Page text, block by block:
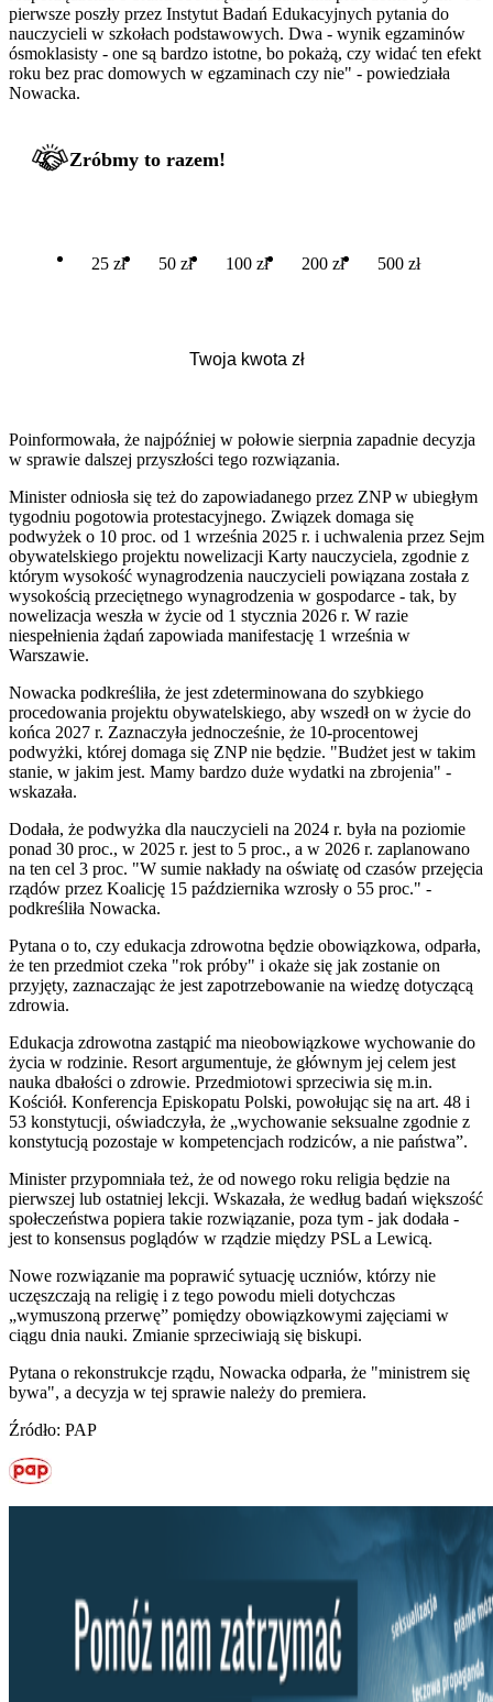
pierwsze poszły przez Instytut Badań Edukacyjnych pytania do
nauczycieli w szkołach podstawowych. Dwa - wynik egzaminów
ósmoklasisty - one są bardzo istotne, bo pokażą, czy widać ten efekt
roku bez prac domowych w egzaminach czy nie" - powiedziała
Nowacka.
Zróbmy to razem!
25 zł 50 zł 100 zł 200 zł 500 zł
Poinformowała, że najpóźniej w połowie sierpnia zapadnie decyzja
w sprawie dalszej przyszłości tego rozwiązania.
Minister odniosła się też do zapowiadanego przez ZNP w ubiegłym
tygodniu pogotowia protestacyjnego. Związek domaga się
podwyżek o 10 proc. od 1 września 2025 r. i uchwalenia przez Sejm
obywatelskiego projektu nowelizacji Karty nauczyciela, zgodnie z
którym wysokość wynagrodzenia nauczycieli powiązana została z
wysokością przeciętnego wynagrodzenia w gospodarce - tak, by
nowelizacja weszła w życie od 1 stycznia 2026 r. W razie
niespełnienia żądań zapowiada manifestację 1 września w
Warszawie.
Nowacka podkreśliła, że jest zdeterminowana do szybkiego
procedowania projektu obywatelskiego, aby wszedł on w życie do
końca 2027 r. Zaznaczyła jednocześnie, że 10-procentowej
podwyżki, której domaga się ZNP nie będzie. "Budżet jest w takim
stanie, w jakim jest. Mamy bardzo duże wydatki na zbrojenia" -
wskazała.
Dodała, że podwyżka dla nauczycieli na 2024 r. była na poziomie
ponad 30 proc., w 2025 r. jest to 5 proc., a w 2026 r. zaplanowano
na ten cel 3 proc. "W sumie nakłady na oświatę od czasów przejęcia
rządów przez Koalicję 15 października wzrosły o 55 proc." -
podkreśliła Nowacka.
Pytana o to, czy edukacja zdrowotna będzie obowiązkowa, odparła,
że ten przedmiot czeka "rok próby" i okaże się jak zostanie on
przyjęty, zaznaczając że jest zapotrzebowanie na wiedzę dotyczącą
zdrowia.
Edukacja zdrowotna zastąpić ma nieobowiązkowe wychowanie do
życia w rodzinie. Resort argumentuje, że głównym jej celem jest
nauka dbałości o zdrowie. Przedmiotowi sprzeciwia się m.in.
Kościół. Konferencja Episkopatu Polski, powołując się na art. 48 i
53 konstytucji, oświadczyła, że „wychowanie seksualne zgodnie z
konstytucją pozostaje w kompetencjach rodziców, a nie państwa”.
Minister przypomniała też, że od nowego roku religia będzie na
pierwszej lub ostatniej lekcji. Wskazała, że według badań większość
społeczeństwa popiera takie rozwiązanie, poza tym - jak dodała -
jest to konsensus poglądów w rządzie między PSL a Lewicą.
Nowe rozwiązanie ma poprawić sytuację uczniów, którzy nie
uczęszczają na religię i z tego powodu mieli dotychczas
„wymuszoną przerwę” pomiędzy obowiązkowymi zajęciami w
ciągu dnia nauki. Zmianie sprzeciwiają się biskupi.
Pytana o rekonstrukcje rządu, Nowacka odparła, że "ministrem się
bywa", a decyzja w tej sprawie należy do premiera.
Źródło: PAP